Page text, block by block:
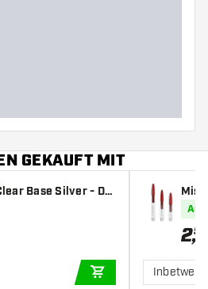
GEKAUFT MIT
Base Silver - Da
IN DEN
Auf
2,50